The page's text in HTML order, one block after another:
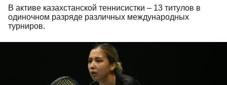
В активе казахстанской теннисистки – 13 титулов в
одиночном разряде различных международных
турниров.